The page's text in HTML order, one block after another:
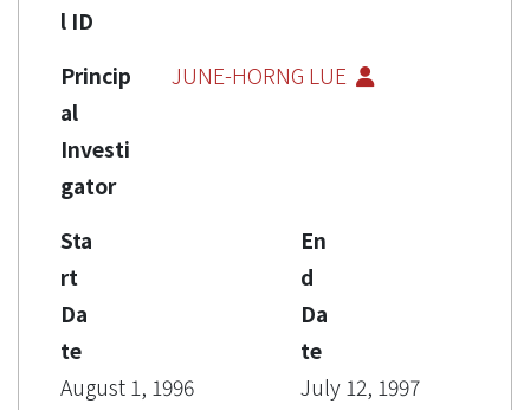
l ID
Princip
al
Investi
gator
JUNE-HORNG LUE
Sta
rt
Da
te
August 1, 1996
En
d
Da
te
July 12, 1997